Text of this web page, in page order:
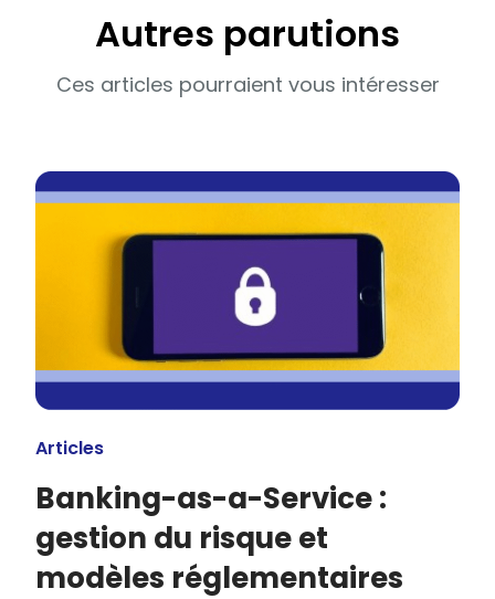
Autres parutions
Ces articles pourraient vous intéresser
Articles
Banking-as-a-Service :
gestion du risque et
modèles réglementaires